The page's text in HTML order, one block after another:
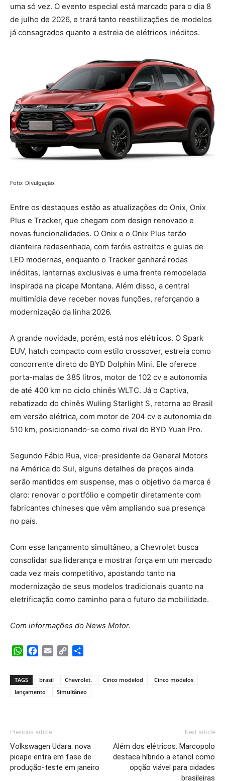
uma só vez. O evento especial está marcado para o dia 8
de julho de 2026, e trará tanto reestilizações de modelos
já consagrados quanto a estreia de elétricos inéditos.
Foto: Divulgação.
Entre os destaques estão as atualizações do Onix, Onix
Plus e Tracker, que chegam com design renovado e
novas funcionalidades. O Onix e o Onix Plus terão
dianteira redesenhada, com faróis estreitos e guias de
LED modernas, enquanto o Tracker ganhará rodas
inéditas, lanternas exclusivas e uma frente remodelada
inspirada na picape Montana. Além disso, a central
multimídia deve receber novas funções, reforçando a
modernização da linha 2026.
A grande novidade, porém, está nos elétricos. O Spark
EUV, hatch compacto com estilo crossover, estreia como
concorrente direto do BYD Dolphin Mini. Ele oferece
porta-malas de 385 litros, motor de 102 cv e autonomia
de até 400 km no ciclo chinês WLTC. Já o Captiva,
rebatizado do chinês Wuling Starlight S, retorna ao Brasil
em versão elétrica, com motor de 204 cv e autonomia de
510 km, posicionando-se como rival do BYD Yuan Pro.
Segundo Fábio Rua, vice-presidente da General Motors
na América do Sul, alguns detalhes de preços ainda
serão mantidos em suspense, mas o objetivo da marca é
claro: renovar o portfólio e competir diretamente com
fabricantes chineses que vêm ampliando sua presença
no país.
Com esse lançamento simultâneo, a Chevrolet busca
consolidar sua liderança e mostrar força em um mercado
cada vez mais competitivo, apostando tanto na
modernização de seus modelos tradicionais quanto na
eletrificação como caminho para o futuro da mobilidade.
Com informações do News Motor.
WhatsApp
Facebook
Email Copy
TAGS brasil Chevrolet. Cinco modelod
Cinco modelos
lançamento
Simultâneo
Previous article
Volkswagen Udara: nova
picape entra em fase de
produção-teste em janeiro
Next article
Além dos elétricos: Marcopolo
destaca híbrido a etanol como
opção viável para cidades
brasileiras